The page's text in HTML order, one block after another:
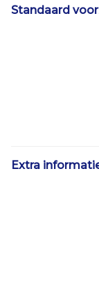
Standaard
Extra